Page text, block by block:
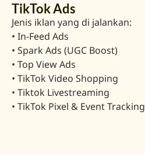
TikTok Ads
Jenis iklan yang di jalankan:
• In-Feed Ads
• Spark Ads (UGC Boost)
• Top View Ads
• TikTok Video Shopping
• Tiktok Livestreaming
• TikTok Pixel & Event Tracking